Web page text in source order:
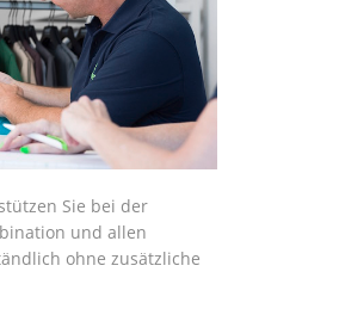
Sie bei der
und allen
ohne zusätzliche